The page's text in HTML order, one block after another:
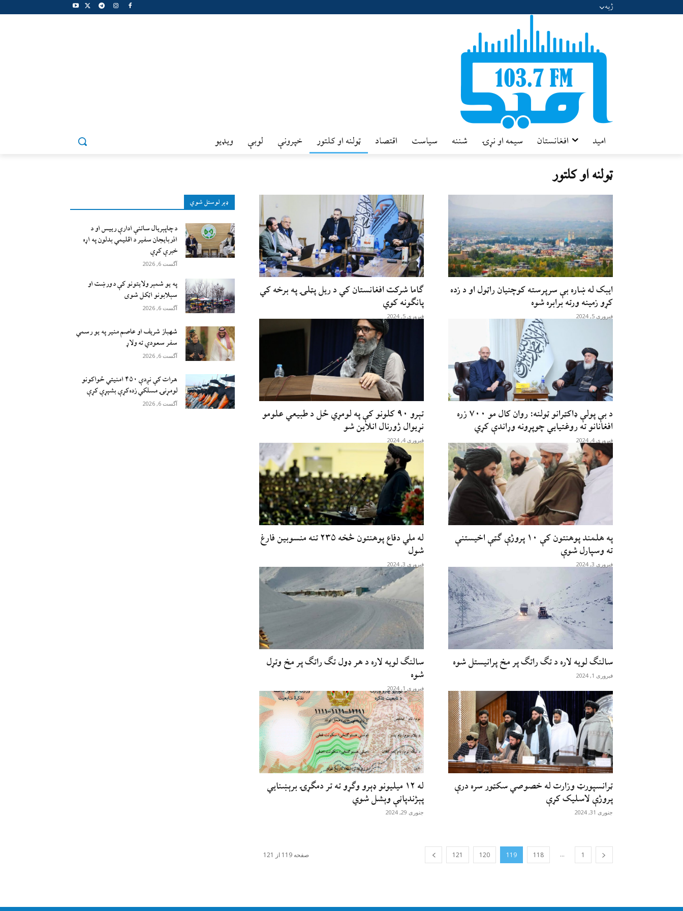
ژبه
امید افغانستان سیمه او نړۍ شننه سیاست اقتصاد ټولنه او کلتور خپرونې لوبې ويډيو
ټولنه او کلتور
ډېر لوستل شوي
د چاپېریال ساتنې ادارې رییس او د
اذربایجان سفیر د اقلیمي بدلون په اړه
خبرې کړې
آگست 6, 2026
په یو شمېر ولایتونو کې د ورښت او
سېلابونو اټکل شوی
آگست 6, 2026
شهباز شریف او عاصم منیر په یو رسمي
سفر سعودي ته ولاړ
آگست 6, 2026
هرات کې نږدې ۴۵۰ امنيتي ځواکونو
لومړنۍ مسلکي زده‌کړې بشپړې کړې
آگست 6, 2026
ایبک له ښاره بې سرپرسته کوچنیان راټول او د زده
کړو زمینه ورته برابره شوه
فبروری 5, 2024
ګاما شرکت افغانستان کي د ريل پټلۍ په برخه کي
پانګونه کوي
فبروری 5, 2024
د بې پولې ډاکټرانو ټولنه: روان کال مو ۷۰۰ زره
افغانانو ته روغتیایي چوپړونه وړاندې کړي
فبروری 4, 2024
تېرو ۹۰ کلونو کې په لومړي ځل د طبیعي علومو
نړیوال ژورنال انلاین شو
فبروری 4, 2024
په هلمند پوهنتون کې ۱۰ پروژې ګټې اخیستنې
ته وسپارل شوې
فبروری 3, 2024
له ملي دفاع پوهنتون څخه ۲۳۵ تنه منسوبین فارغ
شول
فبروری 3, 2024
سالنګ لویه لاره د تګ راتګ پر مخ پرانیستل شوه
فبروری 1, 2024
سالنګ لویه لاره د هر ډول تګ راتګ پر مخ وتړل
شوه
فبروری 1, 2024
ټرانسپورټ وزارت له خصوصي سکټور سره درې
پروژې لاسلیک کړې
جنوری 31, 2024
له ۱۲ میلیونو ډېرو وګړو ته تر دمګړۍ برېښنایي
پېژندپاڼې وېشل شوي
جنوری 29, 2024
1
...
118
119
120
121 صفحه 119 از 121